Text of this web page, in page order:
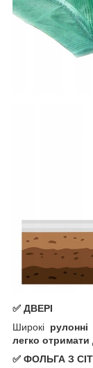
✅ ДВЕРІ
Широкі рулонні
легко отримати
✅ ФОЛЬГА З